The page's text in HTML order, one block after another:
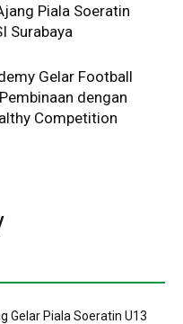
Piala Soeratin
Surabaya
Gelar Football
dengan
Competition
Gelar Piala Soeratin U13